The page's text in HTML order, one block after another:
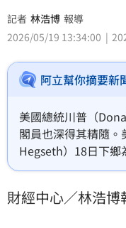
記者 林浩博 報導
2026/05/19 13:34:00
阿立幫你摘要新
美國總統川普（
閣員也深得其精隨
Hegseth）18日下鄉
總統川普（Donald
shit」（必須如屎般
財經中心／林浩博